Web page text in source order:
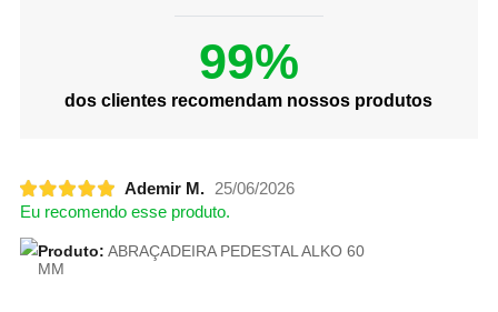
99%
dos clientes recomendam nossos produtos
Ademir M.
25/06/2026
Eu recomendo esse produto.
Produto: ABRAÇADEIRA PEDESTAL ALKO 60
MM